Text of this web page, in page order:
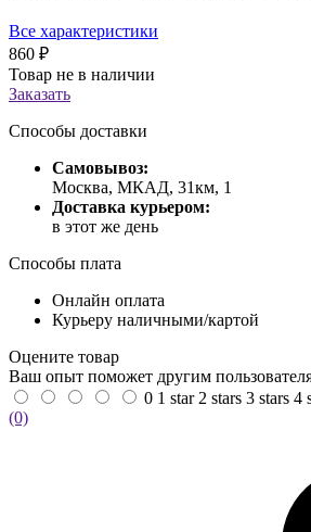
Все характеристики
860 ₽
Товар не в наличии
Заказать
Способы доставки
Самовывоз:
Москва, МКАД, 31км, 1
Доставка курьером:
в этот же день
Способы плата
Онлайн оплата
Курьеру наличными/картой
Оцените товар
Ваш опыт поможет другим
0 1 star 2 stars 3 stars 4
(0)